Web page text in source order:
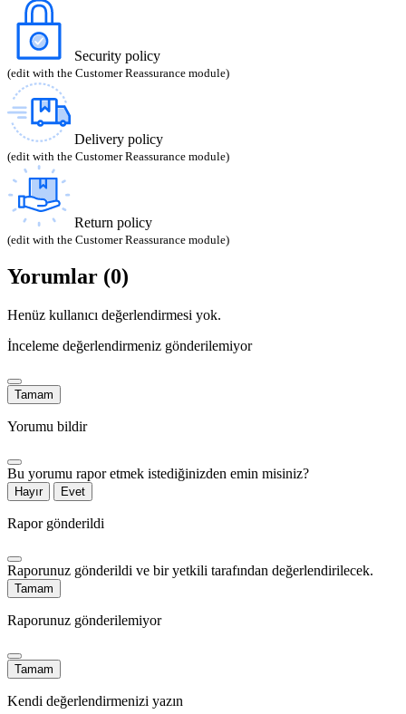
Security policy
(edit with the Customer Reassurance module)
Delivery policy
(edit with the Customer Reassurance module)
Return policy
(edit with the Customer Reassurance module)
Yorumlar (0)
Henüz kullanıcı değerlendirmesi yok.
İnceleme değerlendirmeniz gönderilemiyor
Tamam
Yorumu bildir
Bu yorumu rapor etmek istediğinizden emin misiniz?
Hayır Evet
Rapor gönderildi
Raporunuz gönderildi ve bir yetkili tarafından değerlendirilecek.
Tamam
Raporunuz gönderilemiyor
Tamam
Kendi değerlendirmenizi yazın